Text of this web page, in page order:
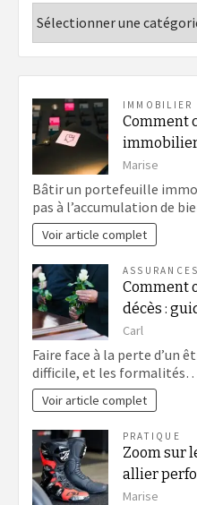
IMMOBILIER
Comment
Marise
Bâtir un portefeuille
pas à l’accumulation de
Voir article complet
ASSURANCES
Comment
décès :
Carl
Faire face à la perte d’un
difficile, et les
Voir article complet
PRATIQUE
Zoom sur
allier
Marise